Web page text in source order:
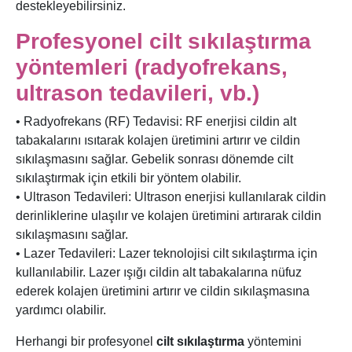
destekleyebilirsiniz.
Profesyonel cilt sıkılaştırma
yöntemleri (radyofrekans,
ultrason tedavileri, vb.)
• Radyofrekans (RF) Tedavisi: RF enerjisi cildin alt
tabakalarını ısıtarak kolajen üretimini artırır ve cildin
sıkılaşmasını sağlar. Gebelik sonrası dönemde cilt
sıkılaştırmak için etkili bir yöntem olabilir.
• Ultrason Tedavileri: Ultrason enerjisi kullanılarak cildin
derinliklerine ulaşılır ve kolajen üretimini artırarak cildin
sıkılaşmasını sağlar.
• Lazer Tedavileri: Lazer teknolojisi cilt sıkılaştırma için
kullanılabilir. Lazer ışığı cildin alt tabakalarına nüfuz
ederek kolajen üretimini artırır ve cildin sıkılaşmasına
yardımcı olabilir.
Herhangi bir profesyonel cilt sıkılaştırma yöntemini